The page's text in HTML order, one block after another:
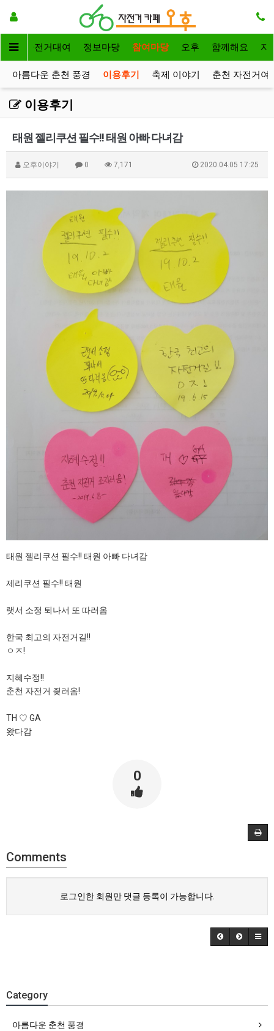
인 자전거대여 정보마당 참여마당 오후 함께해요 자
아름다운 춘천 풍경 이용후기 축제 이야기 춘천 자전거여
이용후기
태원 젤리쿠션 필수!! 태원 아빠 다녀감
오후이야기 0 7,171 2020.04.05 17:25
태원 젤리쿠션 필수!! 태원 아빠 다녀감
제리쿠션 필수!! 태원
랫서 소정 퇴나서 또 따러옴
한국 최고의 자전거길!!
ㅇㅈ!
지혜수정!!
춘천 자전거 죚러옴!
TH ♡ GA
왔다감
0
Comments
로그인한 회원만 댓글 등록이 가능합니다.
Category
아름다운 춘천 풍경